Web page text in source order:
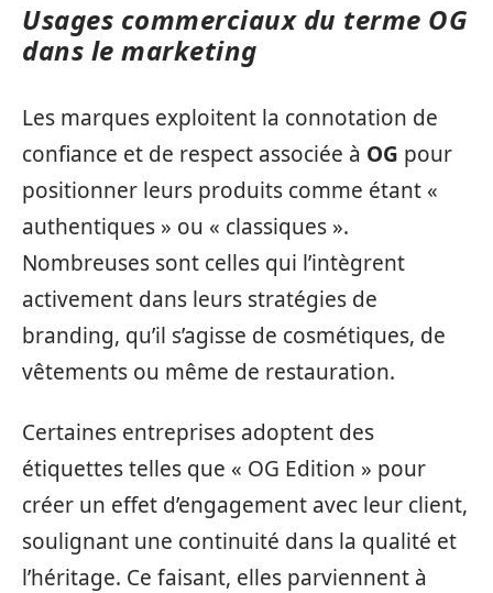
Usages commerciaux du terme OG
dans le marketing
Les marques exploitent la connotation de
confiance et de respect associée à OG pour
positionner leurs produits comme étant «
authentiques » ou « classiques ».
Nombreuses sont celles qui l’intègrent
activement dans leurs stratégies de
branding, qu’il s’agisse de cosmétiques, de
vêtements ou même de restauration.
Certaines entreprises adoptent des
étiquettes telles que « OG Edition » pour
créer un effet d’engagement avec leur client,
soulignant une continuité dans la qualité et
l’héritage. Ce faisant, elles parviennent à